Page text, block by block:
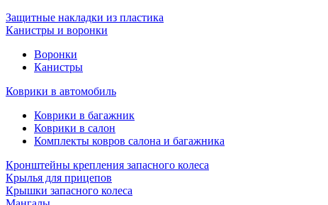
Защитные накладки из пластика
Канистры и воронки
Воронки
Канистры
Коврики в автомобиль
Коврики в багажник
Коврики в салон
Комплекты ковров салона и багажника
Кронштейны крепления запасного колеса
Крылья для прицепов
Крышки запасного колеса